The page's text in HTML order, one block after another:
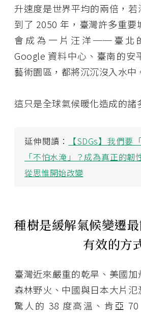
升速度是世界平均的兩倍，若
到了 2050 年，臺灣許多重要
會成為一片汪洋──臺北
Google 資料中心、臺南的安
藝術園區，都將沉沉沒入水中
這只是全球氣候暖化造成的諸
延伸閱讀：
【SDGs】我們要
「不怕水淹」？成為真正的韌
從思惟開始改變
種樹是緩解氣候變遷
有效的方
臺灣近來嚴重的乾旱、美國
森林野火、中國與日本大片
驚人的 38 度高溫、肯亞